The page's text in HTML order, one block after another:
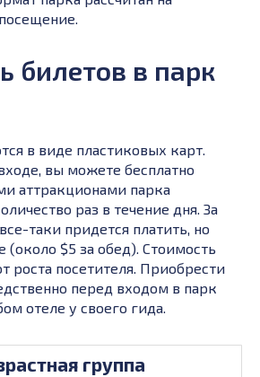
билетов в парк
в виде пластиковых карт.
вы можете бесплатно
аттракционами парка
раз в течение дня. За
таки придется платить, но
$5 за обед). Стоимость
роста посетителя. Приобрести
перед входом в парк
отеле у своего гида.
группа